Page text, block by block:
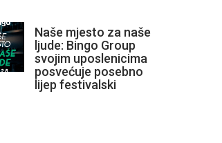
Naše mjesto za naše
ljude: Bingo Group
svojim uposlenicima
posvećuje posebno
lijep festivalski